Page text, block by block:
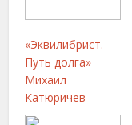
«Эквилибрист.
Путь долга»
Михаил
Катюричев